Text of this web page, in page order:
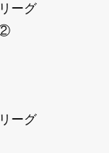
ーグ
ーグ